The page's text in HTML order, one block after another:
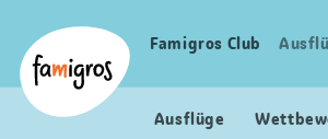
Navigation
Logo
Haupt
Famigros Club
Ausflüge